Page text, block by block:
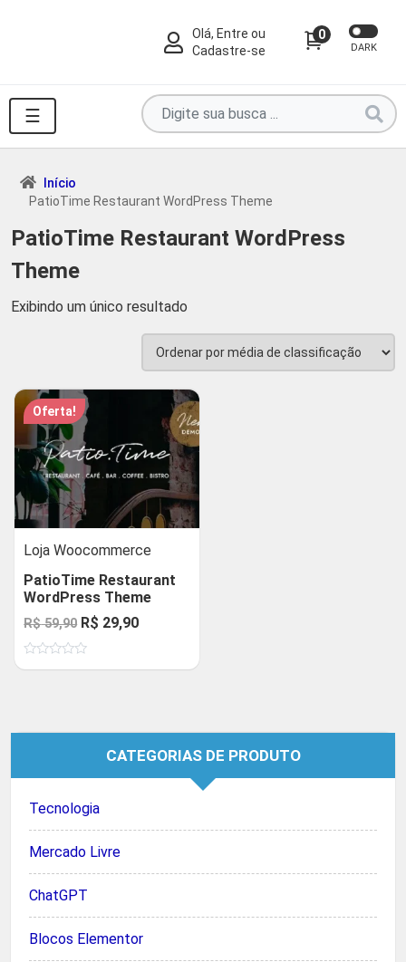
Olá, Entre ou
Cadastre-se
0
DARK
☰
Pesquise
por
produtos
...
Início
PatioTime Restaurant WordPress Theme
PatioTime Restaurant WordPress
Theme
Exibindo um único resultado
Oferta!
Loja Woocommerce
PatioTime Restaurant
WordPress Theme
R$59,90 O
preço
original
R$ 29,90O
atual
CATEGORIAS DE PRODUTO
Tecnologia
Mercado Livre
ChatGPT
Blocos Elementor